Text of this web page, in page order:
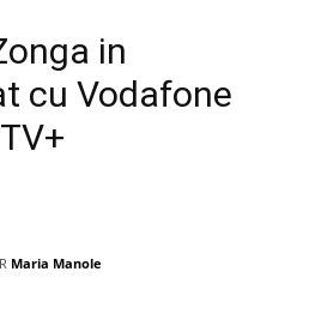
in
cu Vodafone
Maria Manole